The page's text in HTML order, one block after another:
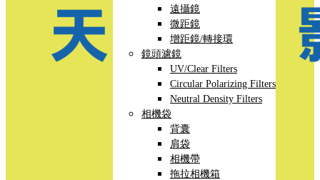
遠攝鏡
微距鏡
增距鏡/轉接環
鏡頭濾鏡
UV/Clear Filters
Circular Polarizing Filters
Neutral Density Filters
相機袋
背囊
肩袋
相機帶
拖拉相機箱